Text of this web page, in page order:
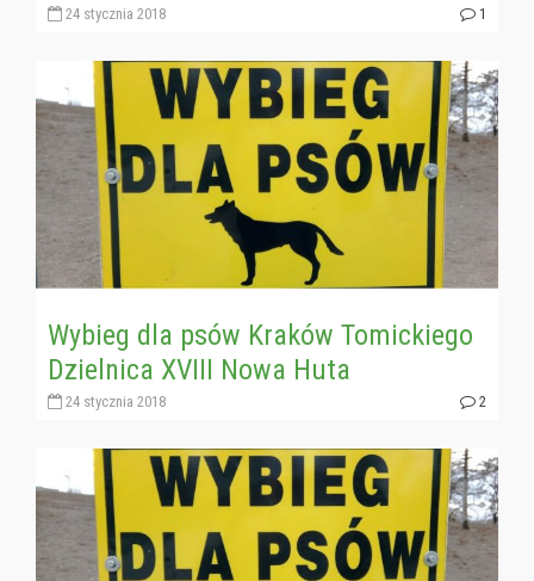
24 stycznia 2018 1
Wybieg dla psów Kraków Tomickiego
Dzielnica XVIII Nowa Huta
24 stycznia 2018 2